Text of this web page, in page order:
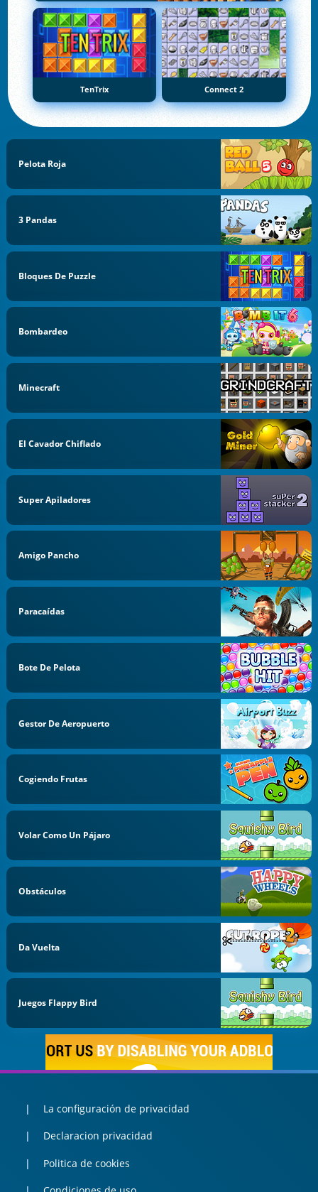
TenTrix Connect 2
Pelota Roja
3 Pandas
Bloques De Puzzle
Bombardeo
Minecraft
El Cavador Chiflado
Super Apiladores
Amigo Pancho
Paracaídas
Bote De Pelota
Gestor De Aeropuerto
Cogiendo Frutas
Volar Como Un Pájaro
Obstáculos
Da Vuelta
Juegos Flappy Bird
La configuración de privacidad
Declaracion privacidad
Politica de cookies